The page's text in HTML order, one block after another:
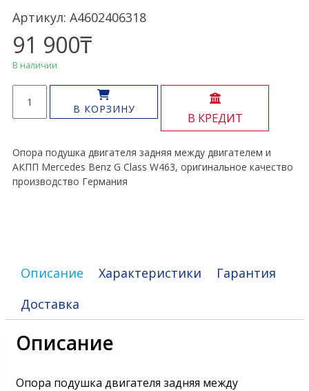
Артикул: A4602406318
91 900₸
В наличии
товара
Опора
двигателя
задняя
G
В КОРЗИНУ
В КРЕДИТ
Опора подушка двигателя задняя между двигателем и
АКПП Mercedes Benz G Class W463, оригинальное качество
производство Германия
Описание Характеристики
Гарантия
Доставка
Описание
Опора подушка двигателя задняя между